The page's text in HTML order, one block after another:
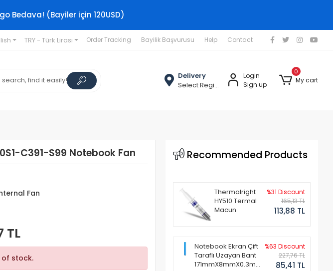
Bedava! (Bayiler için 120USD)
TRY - Türk Lirası Order Tracking Bayilik Başvurusu Help Contact
Delivery
Select Region
Login
Sign up
0
My cart
C391-S99 Notebook Fan
Fan
TL
stock.
Recommended Products
Thermalright
HY510 Termal
Macun
%31 Discount
165,13 TL
113,88 TL
Notebook Ekran Çift
Taraflı Uzayan Bant
171mmX8mmX0.3mm
%63 Discount
227,76 TL
85,41 TL